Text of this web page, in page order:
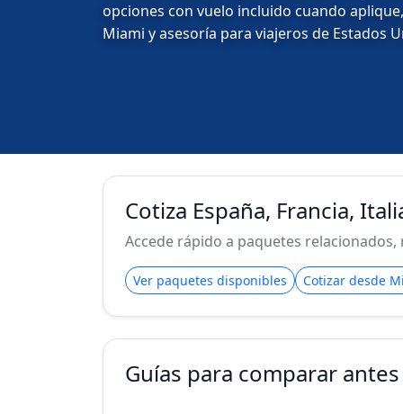
opciones con vuelo incluido cuando
Miami y asesoría para viajeros de Estados
Cotiza España, Francia,
Accede rápido a paquetes
Ver paquetes disponibles Cotizar desde
Guías para comparar